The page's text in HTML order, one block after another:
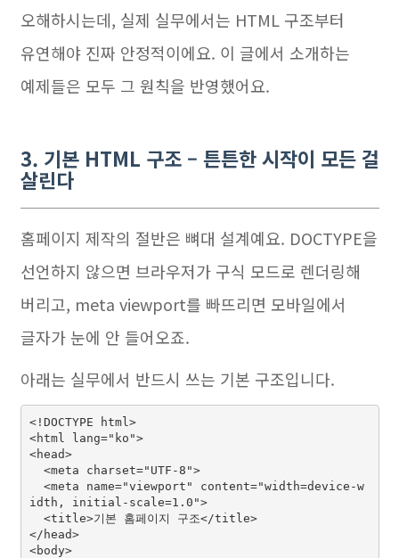
오해하시는데, 실제 실무에서는 HTML 구조부터
유연해야 진짜 안정적이에요. 이 글에서 소개하는
예제들은 모두 그 원칙을 반영했어요.
3. 기본 HTML 구조 – 튼튼한 시작이 모든 걸
살린다
홈페이지 제작의 절반은 뼈대 설계예요. DOCTYPE을
선언하지 않으면 브라우저가 구식 모드로 렌더링해
버리고, meta viewport를 빠뜨리면 모바일에서
글자가 눈에 안 들어오죠.
아래는 실무에서 반드시 쓰는 기본 구조입니다.
<!DOCTYPE html>
<html lang="ko">
<head>
idth, initial-scale=1.0">
</head>
<body>